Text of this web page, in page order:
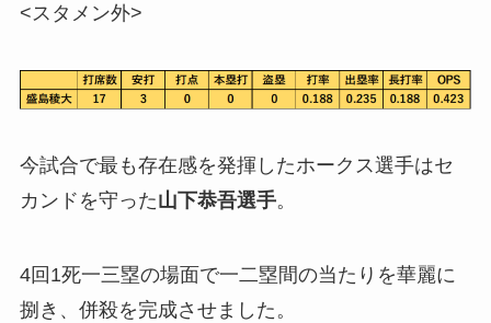
<スタメン外>
今試合で最も存在感を発揮したホークス選手はセ
カンドを守った山下恭吾選手。
4回1死一三塁の場面で一二塁間の当たりを華麗に
捌き、併殺を完成させました。